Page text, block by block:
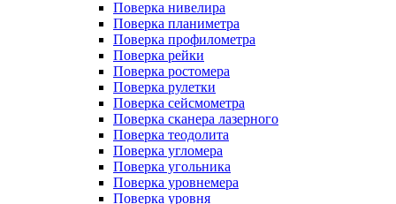
Поверка нивелира
Поверка планиметра
Поверка профилометра
Поверка рейки
Поверка ростомера
Поверка рулетки
Поверка сейсмометра
Поверка сканера лазерного
Поверка теодолита
Поверка угломера
Поверка угольника
Поверка уровнемера
Поверка уровня